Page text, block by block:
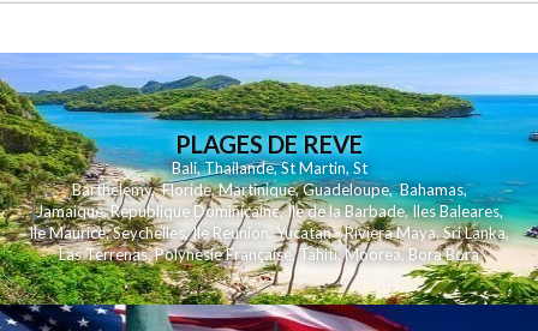
PLAGES DE REVE
Bali,Thailande,St Martin,St
Barthelemy,Floride,Martinique,Guadeloupe,Bahamas,
Jamaique,Republique Dominicaine,Ile de la Barbade,Iles Baleares,
Ile Maurice,Seychelles,Ile Reunion,Yucatan - Riviera Maya,Sri Lanka,
Las Terrenas,Polynesie Française,Tahiti,Moorea, Bora Bora